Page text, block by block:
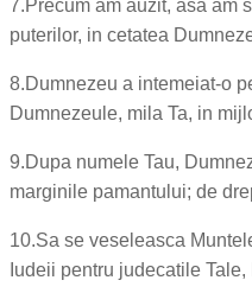
7.Precum am auzit, asa am
puterilor, in cetatea
8.Dumnezeu a intemeiat-o
Dumnezeule, mila Ta, in
9.Dupa numele Tau,
marginile pamantului; de
10.Sa se veseleasca
Iudeii pentru judecatile Tale,